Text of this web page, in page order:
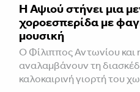
Η Αψιού στήνει μια
χοροεσπερίδα με
μουσική
Ο Φίλιππος Αντωνίου
αναλαμβάνουν τη
καλοκαιρινή γιορτή του